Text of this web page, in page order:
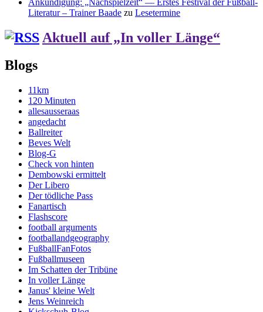
Ankündigung: „Nachspielzeit“ — Erstes Festival der Fußball-
Literatur – Trainer Baade zu Lesetermine
Aktuell auf „In voller Länge“
Blogs
11km
120 Minuten
allesausseraas
angedacht
Ballreiter
Beves Welt
Blog-G
Check von hinten
Dembowski ermittelt
Der Libero
Der tödliche Pass
Fanartisch
Flashscore
football arguments
footballandgeography
FußballFanFotos
Fußballmuseen
Im Schatten der Tribüne
In voller Länge
Janus' kleine Welt
Jens Weinreich